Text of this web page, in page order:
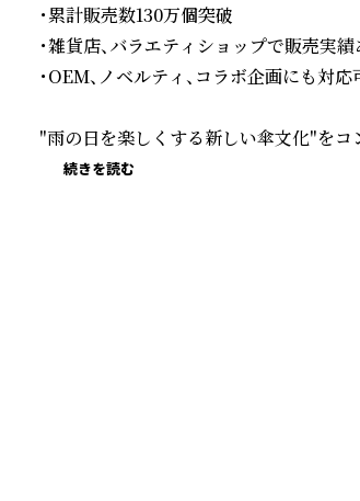
・累計販売数130万個突破
・雑貨店、バラエティショップで販売実績
・OEM、ノベルティ、コラボ企画にも対応
"雨の日を楽しくする新しい傘文化"をコ
続きを読む